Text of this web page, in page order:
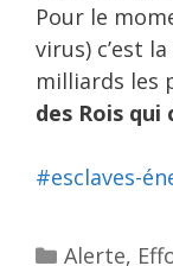
Pour le
virus) c’est
milliards les
des Rois qui
#esclaves-
Catégories
Alerte,